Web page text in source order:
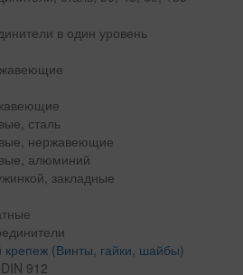
в один уровень
сталь
нержавеющие
алюминий
закладные
крепеж (Винты, гайки, шайбы)
912